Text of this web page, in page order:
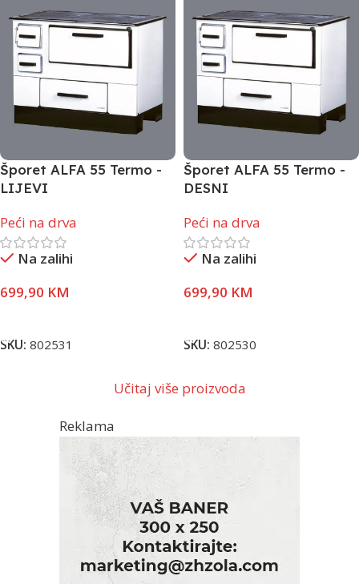
Šporet ALFA 55 Termo -
LIJEVI
Peći na drva
Na zalihi
699,90 KM
SKU: 802531
Šporet ALFA 55 Termo -
DESNI
Peći na drva
Na zalihi
699,90 KM
SKU: 802530
Učitaj više proizvoda
Reklama